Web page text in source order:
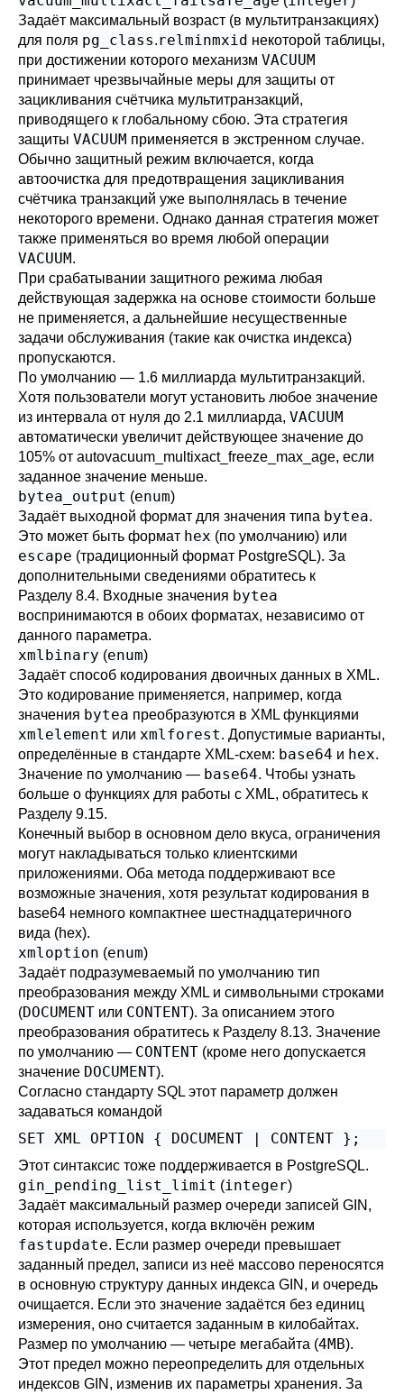
Задаёт максимальный возраст (в мультитранзакциях)
для поля pg_class.relminmxid некоторой таблицы,
при достижении которого механизм VACUUM
принимает чрезвычайные меры для защиты от
зацикливания счётчика мультитранзакций,
приводящего к глобальному сбою. Эта стратегия
защиты VACUUM применяется в экстренном случае.
Обычно защитный режим включается, когда
автоочистка для предотвращения зацикливания
счётчика транзакций уже выполнялась в течение
некоторого времени. Однако данная стратегия может
также применяться во время любой операции
VACUUM.
При срабатывании защитного режима любая
действующая задержка на основе стоимости больше
не применяется, а дальнейшие несущественные
задачи обслуживания (такие как очистка индекса)
пропускаются.
По умолчанию — 1.6 миллиарда мультитранзакций.
Хотя пользователи могут установить любое значение
из интервала от нуля до 2.1 миллиарда, VACUUM
автоматически увеличит действующее значение до
105% от autovacuum_multixact_freeze_max_age, если
заданное значение меньше.
bytea_output (enum)
Задаёт выходной формат для значения типа bytea.
Это может быть формат hex (по умолчанию) или
escape (традиционный формат PostgreSQL). За
дополнительными сведениями обратитесь к
Разделу 8.4. Входные значения bytea
воспринимаются в обоих форматах, независимо от
данного параметра.
xmlbinary (enum)
Задаёт способ кодирования двоичных данных в XML.
Это кодирование применяется, например, когда
значения bytea преобразуются в XML функциями
xmlelement или xmlforest. Допустимые варианты,
определённые в стандарте XML-схем: base64 и hex.
Значение по умолчанию — base64. Чтобы узнать
больше о функциях для работы с XML, обратитесь к
Разделу 9.15.
Конечный выбор в основном дело вкуса, ограничения
могут накладываться только клиентскими
приложениями. Оба метода поддерживают все
возможные значения, хотя результат кодирования в
base64 немного компактнее шестнадцатеричного
вида (hex).
xmloption (enum)
Задаёт подразумеваемый по умолчанию тип
преобразования между XML и символьными строками
(DOCUMENT или CONTENT). За описанием этого
преобразования обратитесь к Разделу 8.13. Значение
по умолчанию — CONTENT (кроме него допускается
значение DOCUMENT).
Согласно стандарту SQL этот параметр должен
задаваться командой
Этот синтаксис тоже поддерживается в PostgreSQL.
gin_pending_list_limit (integer)
Задаёт максимальный размер очереди записей GIN,
которая используется, когда включён режим
fastupdate. Если размер очереди превышает
заданный предел, записи из неё массово переносятся
в основную структуру данных индекса GIN, и очередь
очищается. Если это значение задаётся без единиц
измерения, оно считается заданным в килобайтах.
Размер по умолчанию — четыре мегабайта (4MB).
Этот предел можно переопределить для отдельных
индексов GIN, изменив их параметры хранения. За